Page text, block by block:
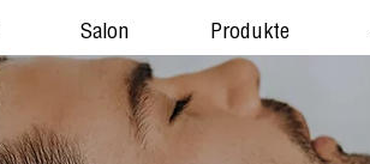
Salon Produkte